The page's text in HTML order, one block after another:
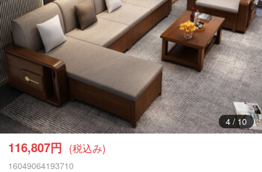
5/ 10
116,807円 (税込み)
16049064193710